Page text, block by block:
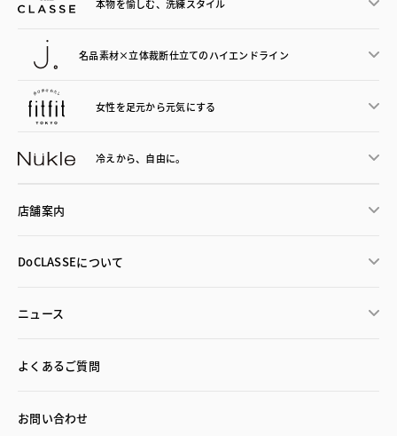
本物を愉しむ、洗練スタイル
名品素材×立体裁断仕立てのハイエンドライン
女性を足元から元気にする
冷えから、 自由に。
店舗案内
DoCLASSEについて
ニュース
よくあるご質問
お問い合わせ